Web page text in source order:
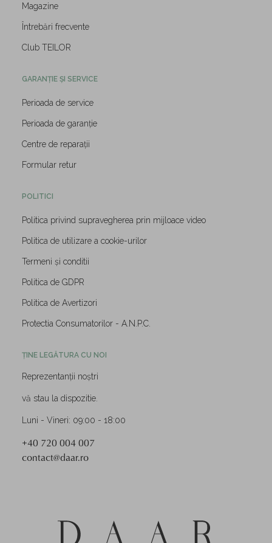
Magazine
Întrebări frecvente
Club TEILOR
GARANȚIE ȘI SERVICE
Perioada de service
Perioada de garanție
Centre de reparații
Formular retur
POLITICI
Politica privind supravegherea prin mijloace video
Politica de utilizare a cookie-urilor
Termeni și conditii
Politica de GDPR
Politica de Avertizori
Protectia Consumatorilor - A.N.P.C.
ȚINE LEGĂTURA CU NOI
Reprezentanții noștri
vă stau la dispozitie.
Luni - Vineri: 09:00 - 18:00
+40 720 004 007
contact@daar.ro